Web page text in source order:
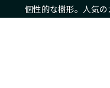
個性的な樹形。人気